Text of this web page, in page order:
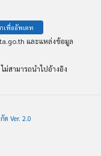
เพื่ออัพเดท
และแหล่งข้อมูล
ม่สามารถนำไปอ้างอิง
ด Ver. 2.0